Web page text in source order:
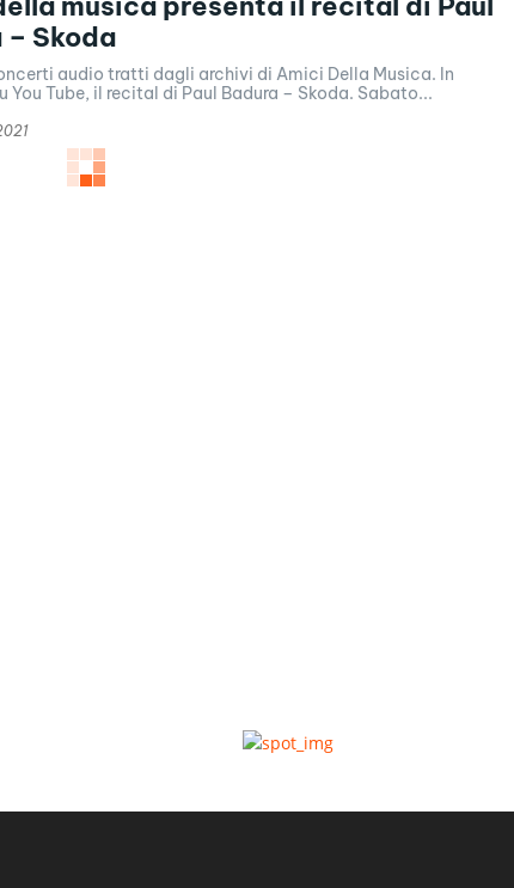
– Skoda
audio tratti dagli archivi di Amici Della Musica. In
You Tube, il recital di Paul Badura – Skoda. Sabato...